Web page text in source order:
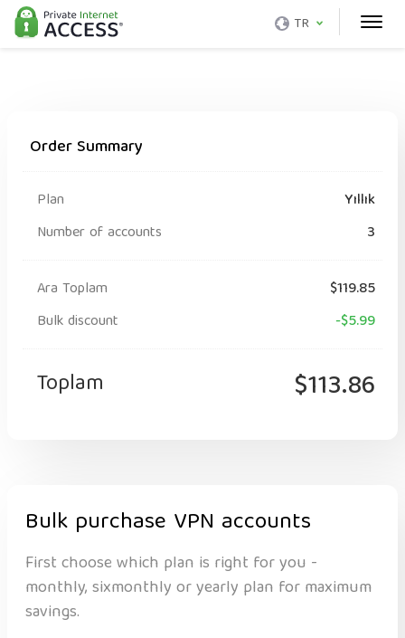
TR
Order Summary
Plan
Yıllık
Number of accounts
3
Ara Toplam
$119.85
Bulk discount
-$5.99
Toplam $113.86
Bulk purchase VPN accounts
First choose which plan is right for you -
monthly, sixmonthly or yearly plan for maximum
savings.